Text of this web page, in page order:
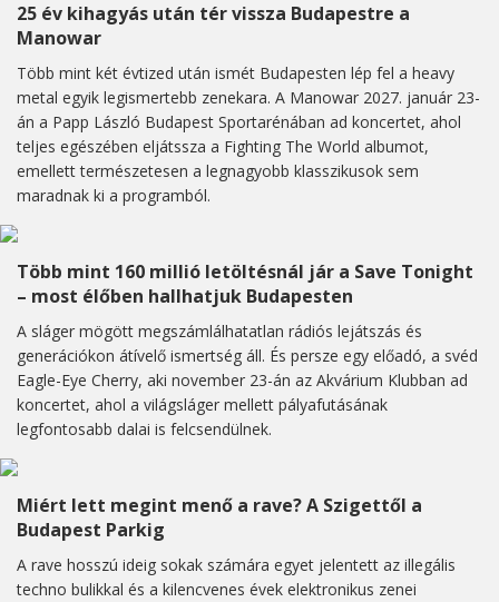
25 év kihagyás után tér vissza Budapestre a
Manowar
Több mint két évtized után ismét Budapesten lép fel a heavy
metal egyik legismertebb zenekara. A Manowar 2027. január 23-
án a Papp László Budapest Sportarénában ad koncertet, ahol
teljes egészében eljátssza a Fighting The World albumot,
emellett természetesen a legnagyobb klasszikusok sem
maradnak ki a programból.
Több mint 160 millió letöltésnál jár a Save Tonight
– most élőben hallhatjuk Budapesten
A sláger mögött megszámlálhatatlan rádiós lejátszás és
generációkon átívelő ismertség áll. És persze egy előadó, a svéd
Eagle-Eye Cherry, aki november 23-án az Akvárium Klubban ad
koncertet, ahol a világsláger mellett pályafutásának
legfontosabb dalai is felcsendülnek.
Miért lett megint menő a rave? A Szigettől a
Budapest Parkig
A rave hosszú ideig sokak számára egyet jelentett az illegális
techno bulikkal és a kilencvenes évek elektronikus zenei